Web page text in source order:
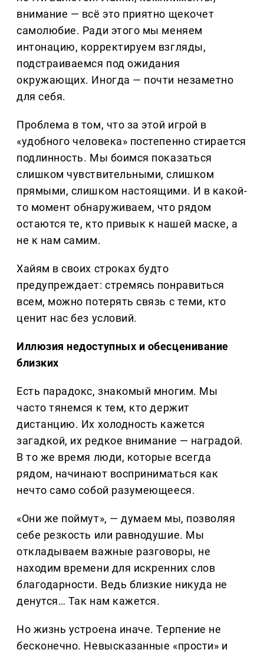
внимание — всё это приятно щекочет
самолюбие. Ради этого мы меняем
интонацию, корректируем взгляды,
подстраиваемся под ожидания
окружающих. Иногда — почти незаметно
для себя.
Проблема в том, что за этой игрой в
«удобного человека» постепенно стирается
подлинность. Мы боимся показаться
слишком чувствительными, слишком
прямыми, слишком настоящими. И в какой-
то момент обнаруживаем, что рядом
остаются те, кто привык к нашей маске, а
не к нам самим.
Хайям в своих строках будто
предупреждает: стремясь понравиться
всем, можно потерять связь с теми, кто
ценит нас без условий.
Иллюзия недоступных и обесценивание
близких
Есть парадокс, знакомый многим. Мы
часто тянемся к тем, кто держит
дистанцию. Их холодность кажется
загадкой, их редкое внимание — наградой.
В то же время люди, которые всегда
рядом, начинают восприниматься как
нечто само собой разумеющееся.
«Они же поймут», — думаем мы, позволяя
себе резкость или равнодушие. Мы
откладываем важные разговоры, не
находим времени для искренних слов
благодарности. Ведь близкие никуда не
денутся… Так нам кажется.
Но жизнь устроена иначе. Терпение не
бесконечно. Невысказанные «прости» и